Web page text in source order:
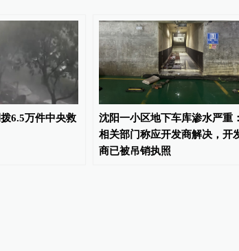
6.5万件中央救
沈阳一小区地下车库渗水严重
相关部门称应开发商解决，开
商已被吊销执照